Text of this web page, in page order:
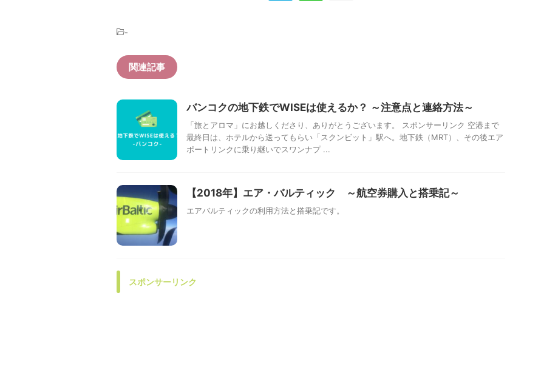
-
関連記事
バンコクの地下鉄でWISEは使えるか？ ～注意点と連絡方法～
「旅とアロマ」にお越しくださり、ありがとうございます。 スポンサーリンク 空港まで
最終日は、ホテルから送ってもらい「スクンビット」駅へ。地下鉄（MRT）、その後エア
ポートリンクに乗り継いでスワンナプ ...
【2018年】エア・バルティック ～航空券購入と搭乗記～
エアバルティックの利用方法と搭乗記です。
スポンサーリンク